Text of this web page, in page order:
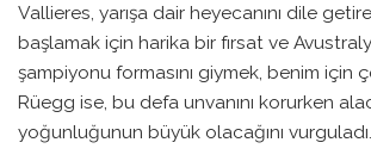
Vallieres, yarışa dair heyecanını dile
başlamak için harika bir fırsat ve
şampiyonu formasını giymek, benim için
Rüegg ise, bu defa unvanını korurken
yoğunluğunun büyük olacağını vurguladı.